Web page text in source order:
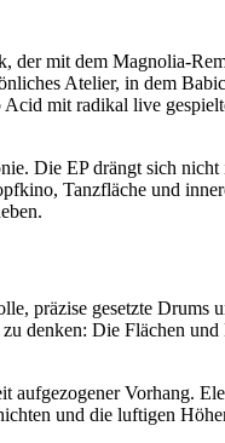
der mit dem Magnolia-
Atelier, in dem
mit radikal live
Die EP drängt sich
Tanzfläche und
präzise gesetzte
denken: Die Flächen
Vorhang.
und die luftigen